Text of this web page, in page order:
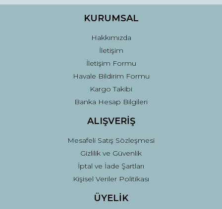
Ürün fiyatı diğer sitelerden daha pahalı.
Gönder
KURUMSAL
Hakkımızda
İletişim
İletişim Formu
Havale Bildirim Formu
Kargo Takibi
Banka Hesap Bilgileri
ALIŞVERİŞ
Mesafeli Satış Sözleşmesi
Gizlilik ve Güvenlik
İptal ve İade Şartları
Kişisel Veriler Politikası
ÜYELİK